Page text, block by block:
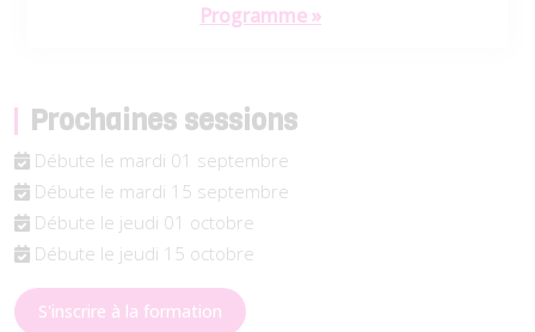
Programme »
Prochaines sessions
Débute le mardi 01 septembre
Débute le mardi 15 septembre
Débute le jeudi 01 octobre
Débute le jeudi 15 octobre
S'inscrire à la formation